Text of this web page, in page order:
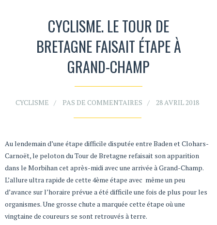
CYCLISME. LE TOUR DE
BRETAGNE FAISAIT ÉTAPE À
GRAND-CHAMP
CYCLISME PAS DE COMMENTAIRES 28 AVRIL 2018
Au lendemain d’une étape difficile disputée entre Baden et Clohars-
Carnoët, le peloton du Tour de Bretagne refaisait son apparition
dans le Morbihan cet après-midi avec une arrivée à Grand-Champ.
L’allure ultra rapide de cette 4ème étape avec même un peu
d’avance sur l’horaire prévue a été difficile une fois de plus pour les
organismes. Une grosse chute a marquée cette étape où une
vingtaine de coureurs se sont retrouvés à terre.